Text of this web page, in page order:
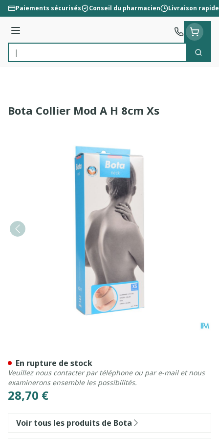
Aller au contenu
Paiements sécurisés Conseil du pharmacien Livraison rapide
Menu
Rechercher
Bota Collier Mod A H 8cm Xs
28,70 €
En rupture de stock
Veuillez nous contacter par téléphone ou par e-mail et nous
examinerons ensemble les possibilités.
Voir tous les produits de Bota